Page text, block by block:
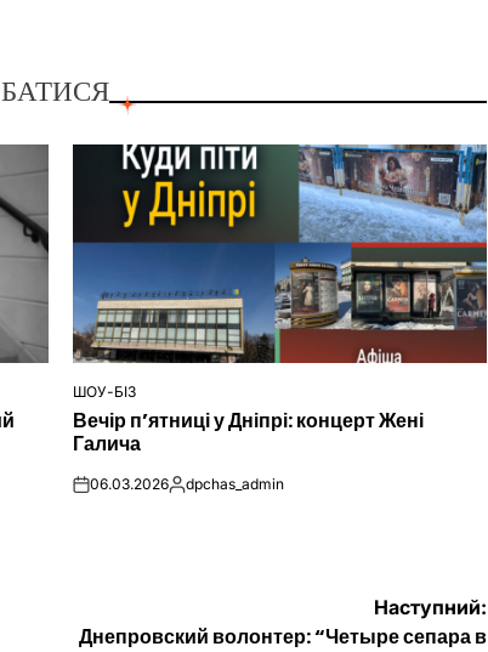
ОПУБЛІКУВАТИ
У
ШОУ-БІЗ
Вечір п’ятниці у Дніпрі: концерт Жені
Галича
on06.03.2026Опубліковано
dpchas_admin
Наступний:
Днепровский волонтер: “Четыре сепара в